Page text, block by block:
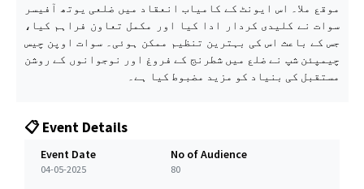
موقع ملا۔ اس ایونٹ کے کامیاب انعقاد میں ضلعی یوتھ آفیسر
سوات نے کلیدی کردار ادا کیا اور مکمل تعاون فراہم کیا،
جس کے باعث اس کی بہترین تنظیم ممکن ہوئی۔ سوات اوپن چیس
چیمپئن شپ نے ضلع میں شطرنج کے فروغ اور نوجوانوں کے روشن
مستقبل کی بنیاد کو مزید مضبوط کیا ہے۔
📋 Event Details
Event Date
04-05-2025
No of Audience
80